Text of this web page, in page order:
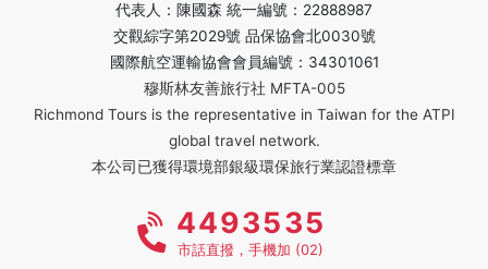
代表人：陳國森 統一編號：22888987
交觀綜字第2029號 品保協會北0030號
國際航空運輸協會會員編號：34301061
穆斯林友善旅行社 MFTA-005
Richmond Tours is the representative in Taiwan for the ATPI
global travel network.
本公司已獲得環境部銀級環保旅行業認證標章
4493535
市話直撥，手機加 (02)